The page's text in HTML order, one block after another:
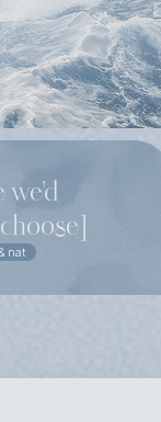
we'd
nat